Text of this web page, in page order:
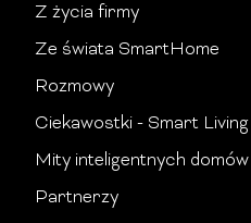
Z życia firmy
Ze świata SmartHome
Rozmowy
Ciekawostki - Smart Living
Mity inteligentnych domów
Partnerzy